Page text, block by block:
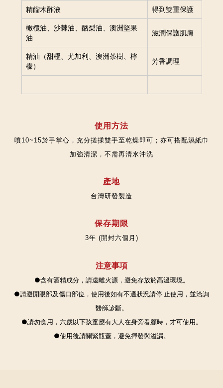
精餾木酢液 得到雙重保護
橄欖油、沙棘油、酪梨油、澳洲堅果
油
滋潤保護肌膚
精油（甜橙、尤加利、澳洲茶樹、檸
檬）
芳香調理
使用方法
噴10~15於手掌心，充分搓揉雙手至乾燥即可；亦可搭配濕紙巾
加強清潔，不需再清水沖洗
產地
台灣研發製造
保存期限
3年 (開封六個月)
注意事項
●含有酒精成分，請遠離火源，避免存放於高溫環境。
●請避開眼部及傷口部位，使用後如有不適狀況請停 止使用，並洽詢
醫師診斷。
●請勿食用，六歲以下孩童應有大人在身旁看顧時， 才可使用。
●使用後請關緊瓶蓋，避免揮發與溢漏。